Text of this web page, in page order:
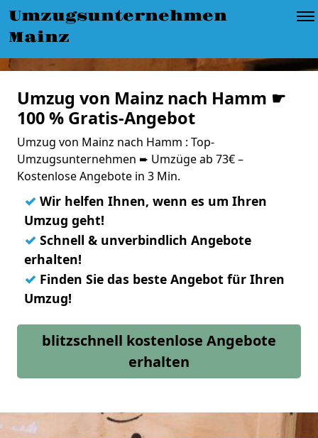
Umzugsunternehmen
Mainz
Umzug von Mainz nach Hamm ☛
100 % Gratis-Angebot
Umzug von Mainz nach Hamm : Top-
Umzugsunternehmen ➨ Umzüge ab 73€ –
Kostenlose Angebote in 3 Min.
✓ Wir helfen Ihnen, wenn es um Ihren
Umzug geht!
✓ Schnell & unverbindlich Angebote
erhalten!
✓ Finden Sie das beste Angebot für Ihren
Umzug!
blitzschnell kostenlose Angebote
erhalten